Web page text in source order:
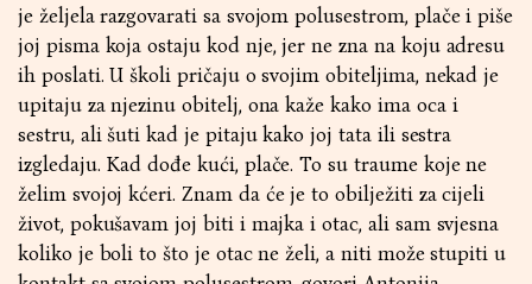
je željela razgovarati sa svojom polusestrom, plače i piše
joj pisma koja ostaju kod nje, jer ne zna na koju adresu
ih poslati. U školi pričaju o svojim obiteljima, nekad je
upitaju za njezinu obitelj, ona kaže kako ima oca i
sestru, ali šuti kad je pitaju kako joj tata ili sestra
izgledaju. Kad dođe kući, plače. To su traume koje ne
želim svojoj kćeri. Znam da će je to obilježiti za cijeli
život, pokušavam joj biti i majka i otac, ali sam svjesna
koliko je boli to što je otac ne želi, a niti može stupiti u